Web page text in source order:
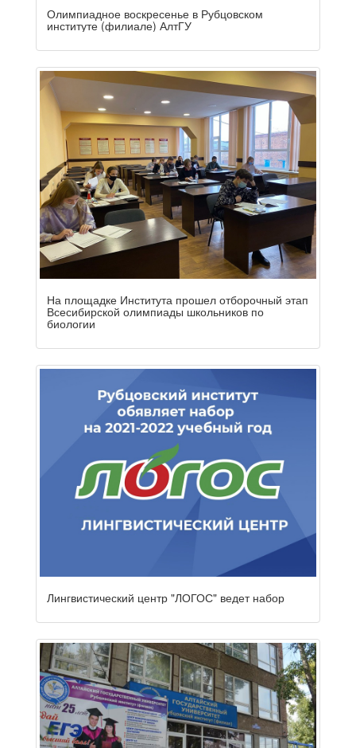
Олимпиадное воскресенье в Рубцовском
институте (филиале) АлтГУ
На площадке Института прошел отборочный этап
Всесибирской олимпиады школьников по
биологии
Лингвистический центр "ЛОГОС" ведет набор